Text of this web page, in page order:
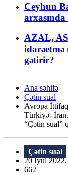
Ceyhun
AZAL,
gətirir?
Ana səhifə
Çətin sual
Avropa
Türkiyə-
“Çətin sual”
Çətin sual
20 İyul
662